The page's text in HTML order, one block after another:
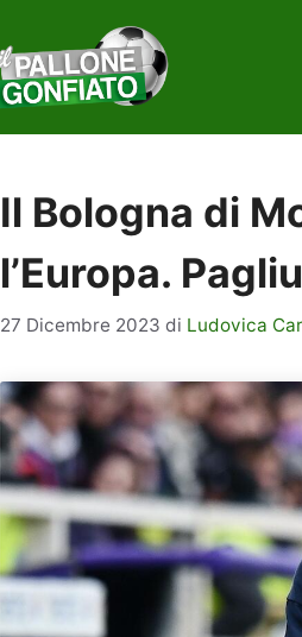
Il Bologna di
l’Europa.
27 Dicembre 2023 di Ludovica